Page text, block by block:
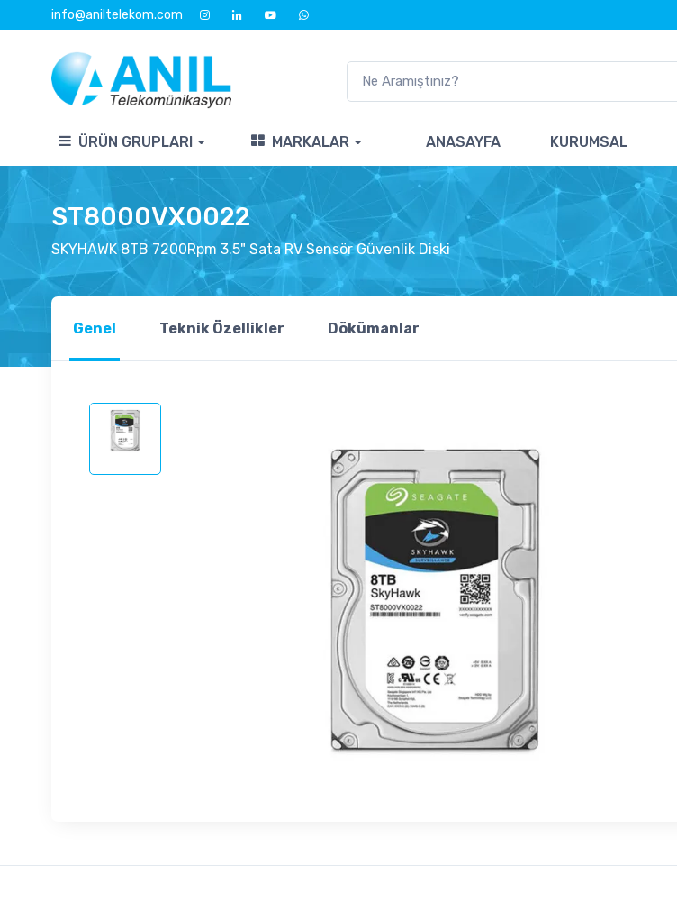
info@aniltelekom.com
ÜRÜN GRUPLARI MARKALAR ANASAYFA KURUMSAL
ST8000VX0022
SKYHAWK 8TB 7200Rpm 3.5" Sata RV Sensör Güvenlik Diski
Genel Teknik Özellikler Dökümanlar